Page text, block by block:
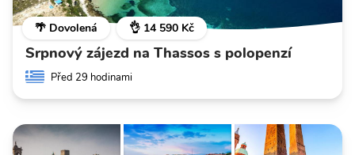
🌴 Dovolená 👌 14 590 Kč
Srpnový zájezd na Thassos s polopenzí
Před 29 hodinami